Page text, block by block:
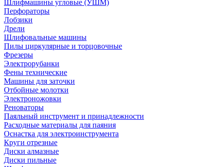
Шлифмашины угловые (УШМ)
Перфораторы
Лобзики
Дрели
Шлифовальные машины
Пилы циркулярные и торцовочные
Фрезеры
Электрорубанки
Фены технические
Машины для заточки
Отбойные молотки
Электроножовки
Реноваторы
Паяльный инструмент и принадлежности
Расходные материалы для паяния
Оснастка для электроинструмента
Круги отрезные
Диски алмазные
Диски пильные